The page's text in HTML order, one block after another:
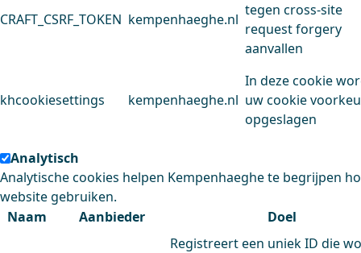
CRAFT_CSRF_TOKEN kempenhaeghe.nl
tegen cross-site
request forgery
aanvallen
khcookiesettings kempenhaeghe.nl
In deze cookie
uw cookie
opgeslagen
Analytisch
Analytische cookies helpen Kempenhaeghe te begrijpen
website gebruiken.
Naam
Aanbieder Doel
Registreert een uniek ID die